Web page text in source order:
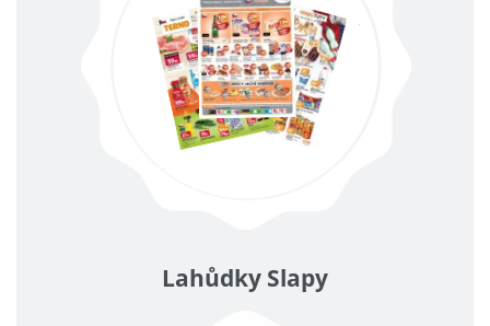
Lahůdky Slapy